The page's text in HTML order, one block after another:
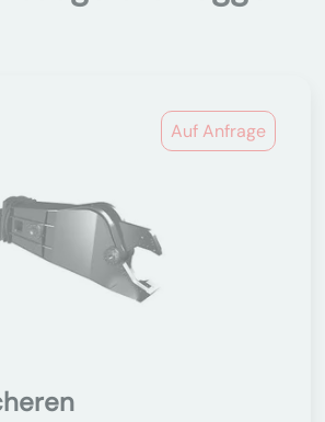
Auf Anfrage